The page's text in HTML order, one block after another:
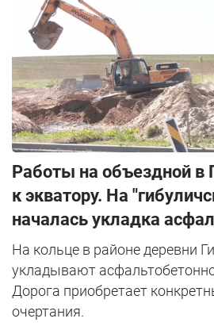
Работы на объездной в
к экватору. На
началась укладка
На кольце в районе деревни
укладывают
Дорога приобретает
очертания.